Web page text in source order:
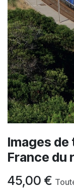
Images de
France du
45,00 €